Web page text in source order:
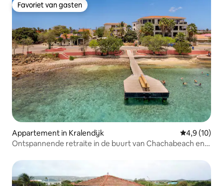
Favoriet van gasten
Favoriet van gasten
Appartement in Kralendijk
4,9 (10)
Ontspannende retraite in de buurt van Chachabeach en